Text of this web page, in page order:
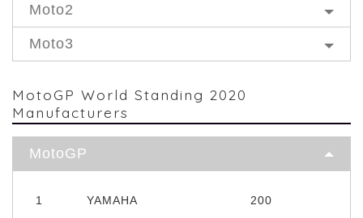
Moto2
Moto3
MotoGP World Standing 2020
Manufacturers
MotoGP
1 YAMAHA
200